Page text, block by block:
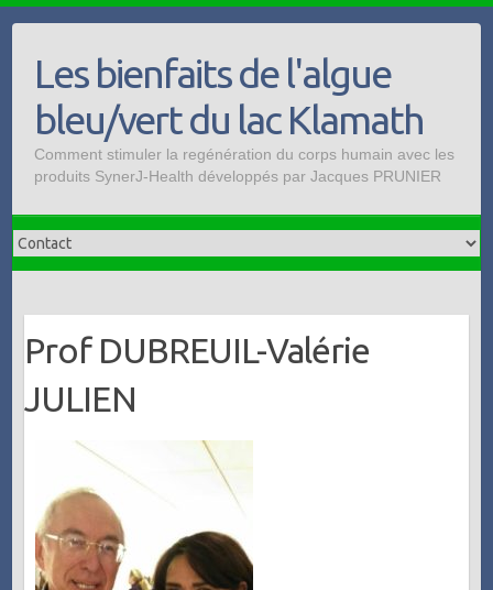
Les bienfaits de l'algue
bleu/vert du lac Klamath
Comment stimuler la regénération du corps humain avec les
produits SynerJ-Health développés par Jacques PRUNIER
Prof DUBREUIL-Valérie
JULIEN